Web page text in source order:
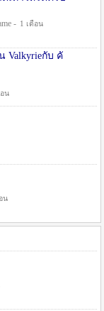
- 1 เดือน
Valkyrieกับ คั
น
น